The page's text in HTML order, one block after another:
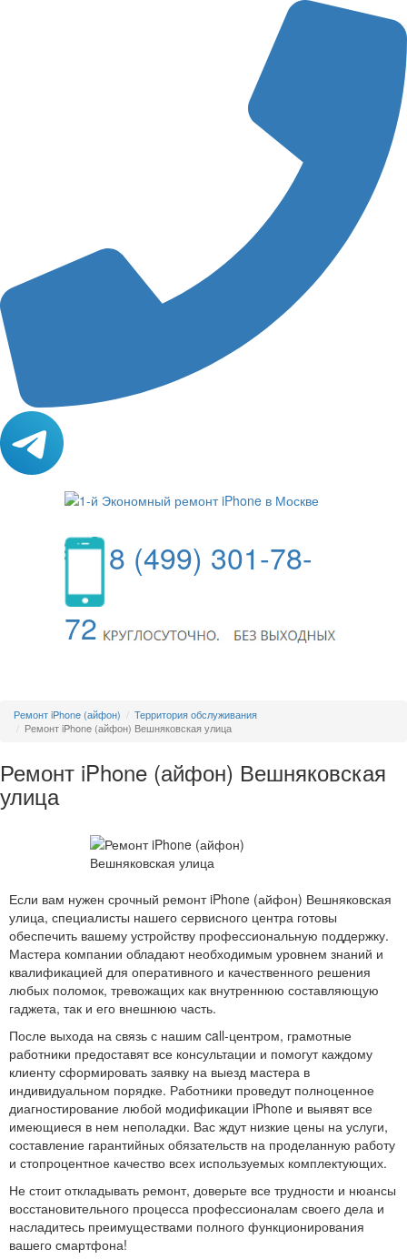
8 (499) 301-78-
72
Ремонт iPhone (айфон)
Территория обслуживания
Ремонт iPhone (айфон) Вешняковская улица
Ремонт iPhone (айфон) Вешняковская
улица
Если вам нужен срочный ремонт iPhone (айфон) Вешняковская
улица, специалисты нашего сервисного центра готовы
обеспечить вашему устройству профессиональную поддержку.
Мастера компании обладают необходимым уровнем знаний и
квалификацией для оперативного и качественного решения
любых поломок, тревожащих как внутреннюю составляющую
гаджета, так и его внешнюю часть.
После выхода на связь с нашим call-центром, грамотные
работники предоставят все консультации и помогут каждому
клиенту сформировать заявку на выезд мастера в
индивидуальном порядке. Работники проведут полноценное
диагностирование любой модификации iPhone и выявят все
имеющиеся в нем неполадки. Вас ждут низкие цены на услуги,
составление гарантийных обязательств на проделанную работу
и стопроцентное качество всех используемых комплектующих.
Не стоит откладывать ремонт, доверьте все трудности и нюансы
восстановительного процесса профессионалам своего дела и
насладитесь преимуществами полного функционирования
вашего смартфона!